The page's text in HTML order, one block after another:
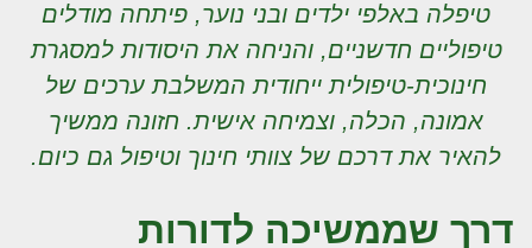
טיפלה באלפי ילדים ובני נוער, פיתחה מודלים
טיפוליים חדשניים, והניחה את היסודות למסגרת
חינוכית-טיפולית ייחודית המשלבת ערכים של
אמונה, הכלה, וצמיחה אישית. חזונה ממשיך
להאיר את דרכם של צוותי חינוך וטיפול גם כיום.
דרך שממשיכה לדורות